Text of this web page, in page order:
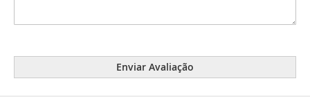
Enviar Avaliação